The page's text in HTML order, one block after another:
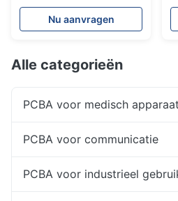
Assembly voor
automobiel- en
Nu aanvragen
Alle categorieën
PCBA voor medisch apparaat
PCBA voor communicatie
PCBA voor industrieel